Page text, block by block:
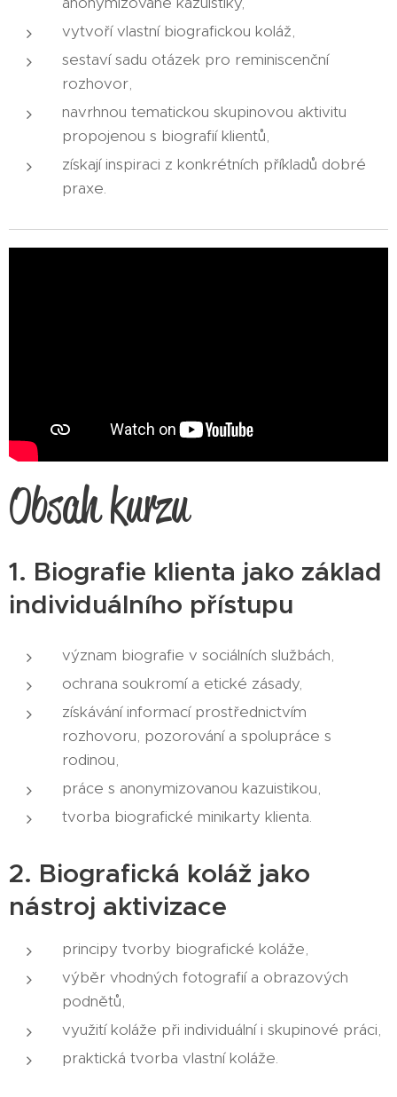
vytvoří vlastní biografickou koláž,
sestaví sadu otázek pro reminiscenční
rozhovor,
navrhnou tematickou skupinovou aktivitu
propojenou s biografií klientů,
získají inspiraci z konkrétních příkladů dobré
praxe.
Obsah kurzu
1. Biografie klienta jako základ
individuálního přístupu
význam biografie v sociálních službách,
ochrana soukromí a etické zásady,
získávání informací prostřednictvím
rozhovoru, pozorování a spolupráce s
rodinou,
práce s anonymizovanou kazuistikou,
tvorba biografické minikarty klienta.
2. Biografická koláž jako
nástroj aktivizace
principy tvorby biografické koláže,
výběr vhodných fotografií a obrazových
podnětů,
využití koláže při individuální i skupinové práci,
praktická tvorba vlastní koláže.